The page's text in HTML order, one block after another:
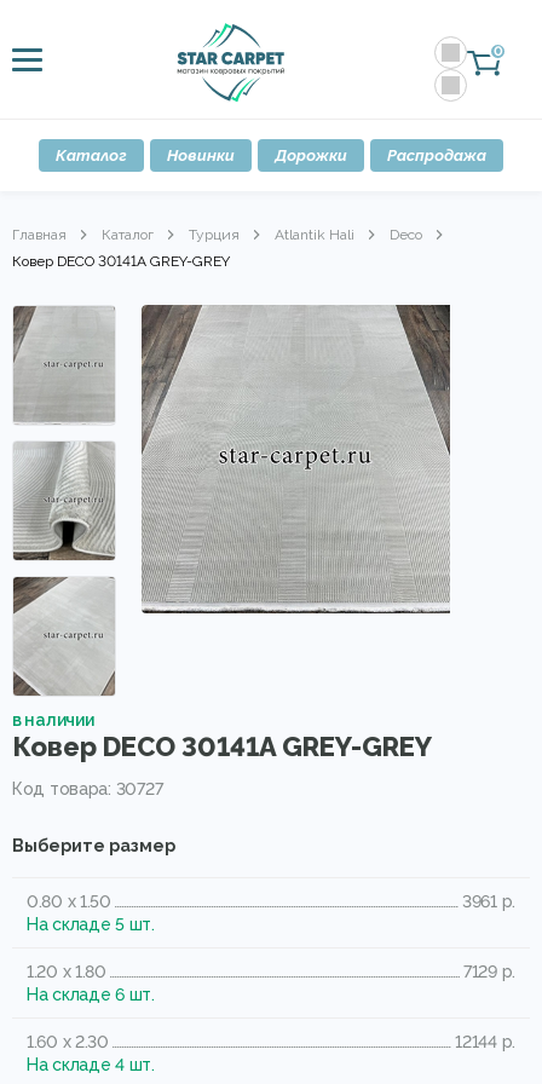
0
Каталог Новинки Дорожки Распродажа
Главная Каталог Турция Atlantik Hali
Deco
Ковер DECO 30141A GREY-GREY
в наличии
Ковер DECO 30141A GREY-GREY
Код товара: 30727
Выберите размер
0.80 x 1.50
3961 р.
На складе 5 шт.
1.20 x 1.80
7129 р.
На складе 6 шт.
1.60 x 2.30
12144 р.
На складе 4 шт.